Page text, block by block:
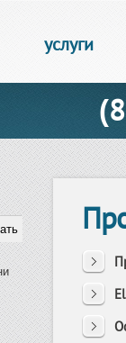
услуги